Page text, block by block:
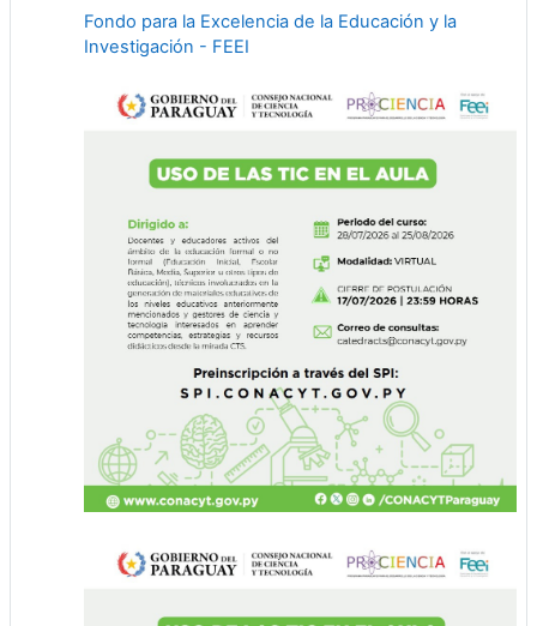
Fondo para la Excelencia de la Educación y la
Investigación - FEEI